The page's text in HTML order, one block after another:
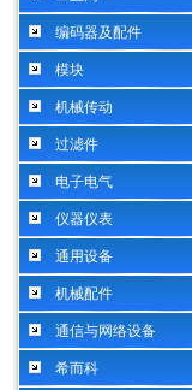
编码器及配件
模块
机械传动
过滤件
电子电气
仪器仪表
通用设备
机械配件
通信与网络设备
希而科